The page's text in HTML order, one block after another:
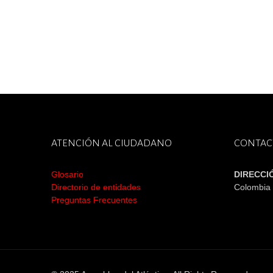
ATENCIÓN AL CIUDADANO
Glosario
Directorio de entidades
Preguntas Frecuentes
Colombia